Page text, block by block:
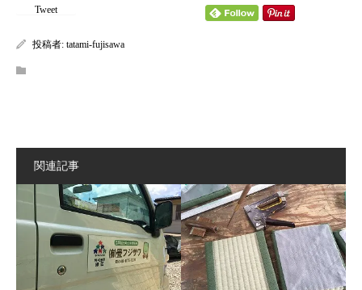
Tweet
投稿者: tatami-fujisawa
関連記事